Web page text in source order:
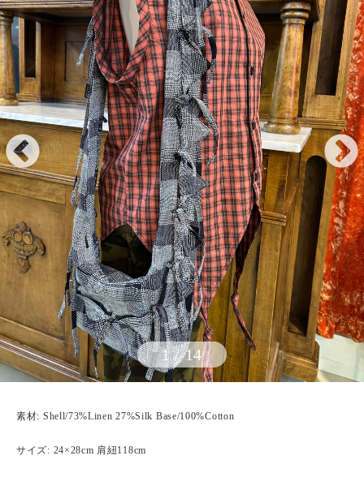
1/14
素材: Shell/73%Linen 27%Silk Base/100%Cotton
サイズ: 24×28cm 肩紐118cm